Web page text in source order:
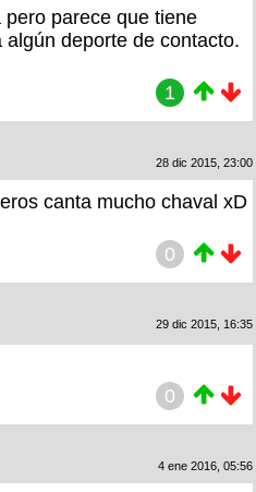
parece que tiene
deporte de contacto.
1
28 dic 2015, 23:00
canta mucho chaval xD
0
29 dic 2015, 16:35
0
4 ene 2016, 05:56